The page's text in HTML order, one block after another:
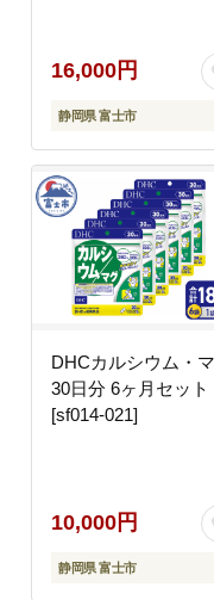
049]
16,000円
静岡県 富士市
DHCカルシウム・
30日分 6ヶ月セット
[sf014-021]
10,000円
静岡県 富士市